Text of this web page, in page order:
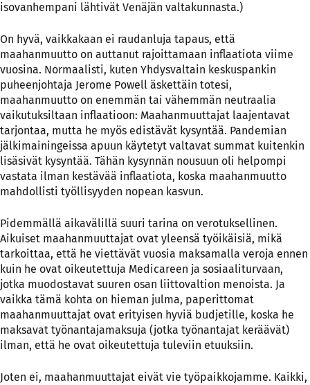
isovanhempani lähtivät Venäjän valtakunnasta.)
On hyvä, vaikkakaan ei raudanluja tapaus, että
maahanmuutto on auttanut rajoittamaan inflaatiota viime
vuosina. Normaalisti, kuten Yhdysvaltain keskuspankin
puheenjohtaja Jerome Powell äskettäin totesi,
maahanmuutto on enemmän tai vähemmän neutraalia
vaikutuksiltaan inflaatioon: Maahanmuuttajat laajentavat
tarjontaa, mutta he myös edistävät kysyntää. Pandemian
jälkimainingeissa apuun käytetyt valtavat summat kuitenkin
lisäsivät kysyntää. Tähän kysynnän nousuun oli helpompi
vastata ilman kestävää inflaatiota, koska maahanmuutto
mahdollisti työllisyyden nopean kasvun.
Pidemmällä aikavälillä suuri tarina on verotuksellinen.
Aikuiset maahanmuuttajat ovat yleensä työikäisiä, mikä
tarkoittaa, että he viettävät vuosia maksamalla veroja ennen
kuin he ovat oikeutettuja Medicareen ja sosiaaliturvaan,
jotka muodostavat suuren osan liittovaltion menoista. Ja
vaikka tämä kohta on hieman julma, paperittomat
maahanmuuttajat ovat erityisen hyviä budjetille, koska he
maksavat työnantajamaksuja (jotka työnantajat keräävät)
ilman, että he ovat oikeutettuja tuleviin etuuksiin.
Joten ei, maahanmuuttajat eivät vie työpaikkojamme. Kaikki,